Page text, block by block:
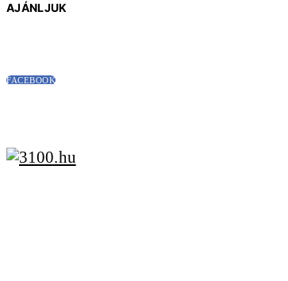
AJÁNLJUK
FACEBOOK